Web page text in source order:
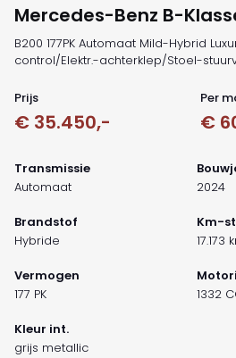
Mercedes-Benz B-
B200 177PK Automaat Mild-Hybrid
control/Elektr.-achterklep/Stoel-
Prijs
€ 35.450,-
Per
€
Transmissie
Automaat
2024
Brandstof
Hybride
Km-
17.173
Vermogen
177 PK
1332
Kleur int.
grijs metallic